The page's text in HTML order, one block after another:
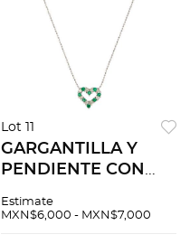
Lot 11
GARGANTILLA Y
PENDIENTE CON
DIAMANTES EN ORO
Estimate
MXN$6,000 - MXN$7,000